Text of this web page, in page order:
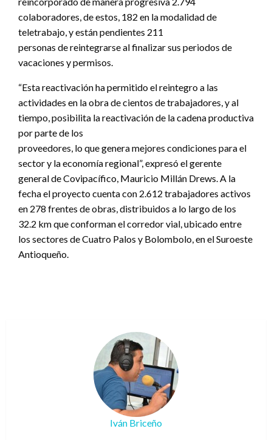
colaboradores, de estos, 182 en la modalidad de
teletrabajo, y están pendientes 211
personas de reintegrarse al finalizar sus periodos de
vacaciones y permisos.
“Esta reactivación ha permitido el reintegro a las
actividades en la obra de cientos de trabajadores, y al
tiempo, posibilita la reactivación de la cadena productiva
por parte de los
proveedores, lo que genera mejores condiciones para el
sector y la economía regional”, expresó el gerente
general de Covipacífico, Mauricio Millán Drews. A la
fecha el proyecto cuenta con 2.612 trabajadores activos
en 278 frentes de obras, distribuidos a lo largo de los
32.2 km que conforman el corredor vial, ubicado entre
los sectores de Cuatro Palos y Bolombolo, en el Suroeste
Antioqueño.
Iván Briceño